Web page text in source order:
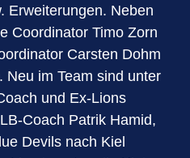
Erweiterungen. Neben
Coordinator Timo Zorn
Carsten Dohm
Neu im Team sind unter
und Ex-Lions
Coach Patrik Hamid,
Devils nach Kiel